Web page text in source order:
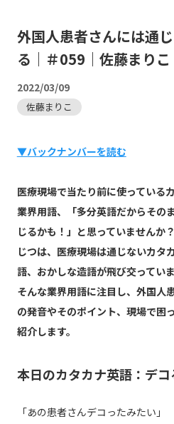
外国人患者さんには通
る｜＃059｜佐藤まりこ
2022/03/09
佐藤まりこ
▼バックナンバーを読む
医療現場で当たり前に使っている
業界用語、「多分英語だからその
じるかも！」と思っていませんか？
じつは、医療現場は通じないカタ
語、おかしな造語が飛び交っていま
そんな業界用語に注目し、外国人
の発音やそのポイント、現場で困
紹介します。
本日のカタカナ英語：デコ
「あの患者さんデコったみたい」